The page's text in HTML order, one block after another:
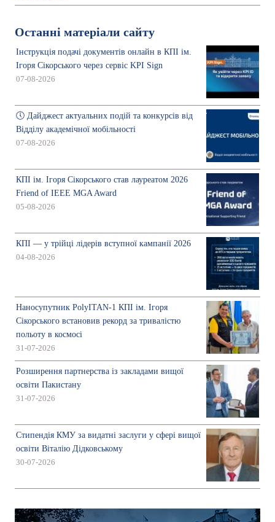
Останні матеріали сайту
Інструкція подачі документів онлайн в КПІ ім.
Ігоря Сікорського через сервіс KPI Sign
07-08-2026
🕔 Дайджест актуальних подій та конкурсів від
Відділу академічної мобільності
07-08-2026
КПІ ім. Ігоря Сікорського став лауреатом 2026
Friend of IEEE MGA Award
05-08-2026
КПІ — у трійці лідерів вступної кампанії 2026
04-08-2026
Наносупутник PolyITAN-1 КПІ ім. Ігоря
Сікорського встановив рекорд за тривалістю
польоту в космосі
31-07-2026
Розширення партнерства із закладами вищої
освіти Пакистану
31-07-2026
Стипендія КМУ за видатні заслуги у сфері вищої
освіти Віталію Дідковському
30-07-2026